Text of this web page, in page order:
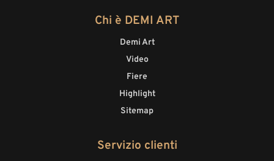
Chi è DEMI ART
Demi Art
Video
Fiere
Highlight
Sitemap
Servizio clienti